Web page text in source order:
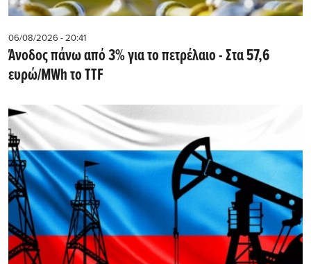
06/08/2026 - 20:41
Άνοδος πάνω από 3% για το πετρέλαιο - Στα 57,6
ευρώ/MWh το TTF